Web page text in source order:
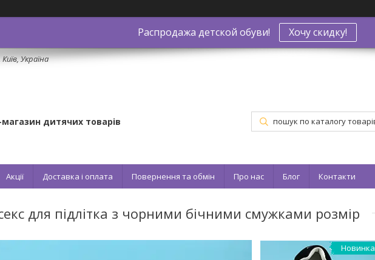
Распродажа детской обуви! Хочу скидку!
Україна
дитячих товарів
Акції Доставка і оплата Повернення та обмін Про нас Блог Контакти
для підлітка з чорними бічними смужками розмір
Новинка